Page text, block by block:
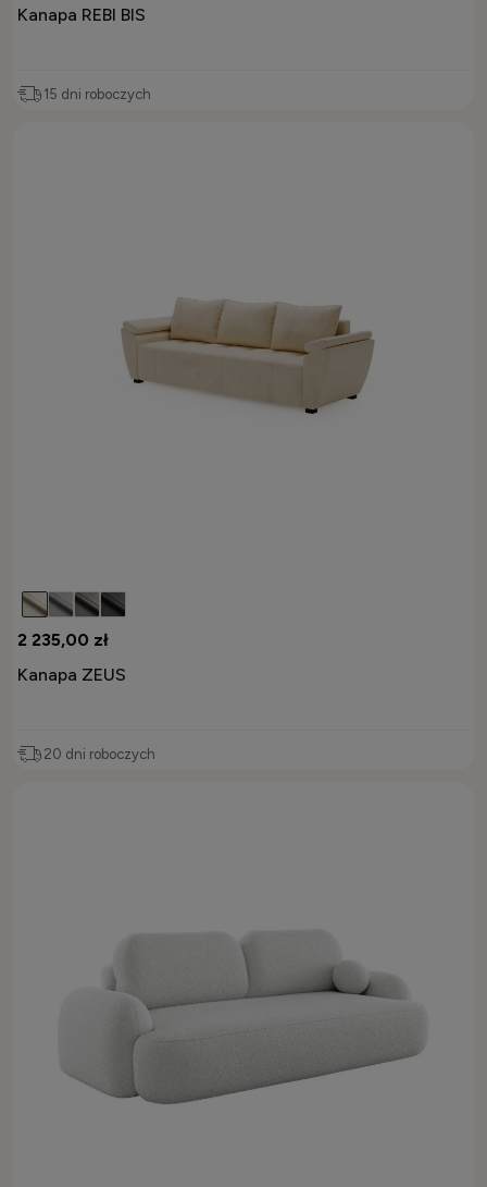
Kanapa REBI BIS
15 dni roboczych
2 235,00 zł
Kanapa ZEUS
20 dni roboczych